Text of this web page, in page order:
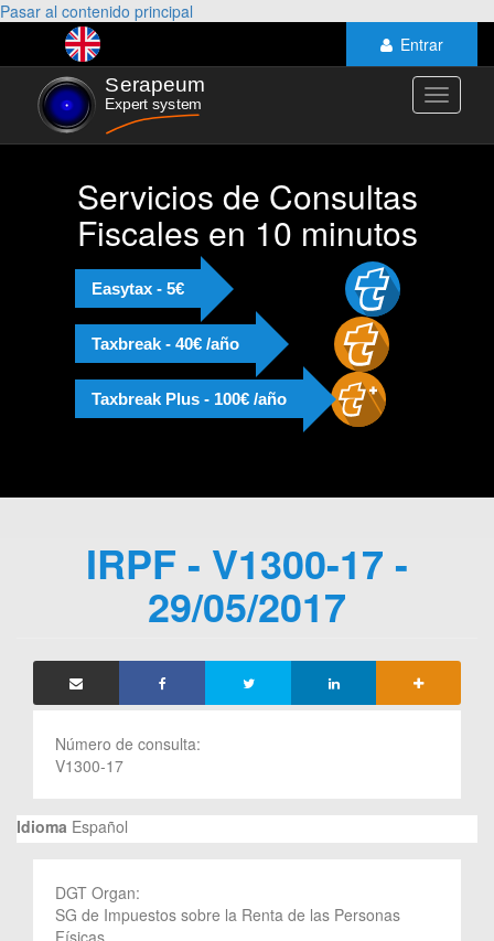
Pasar al contenido principal
Entrar
Toggle
Servicios de Consultas
Fiscales en 10 minutos
Easytax - 5€
Taxbreak - 40€ /año
Taxbreak Plus - 100€ /año
IRPF - V1300-17 -
29/05/2017
Número de consulta:
V1300-17
Idioma Español
DGT Organ:
SG de Impuestos sobre la Renta de las Personas
Físicas